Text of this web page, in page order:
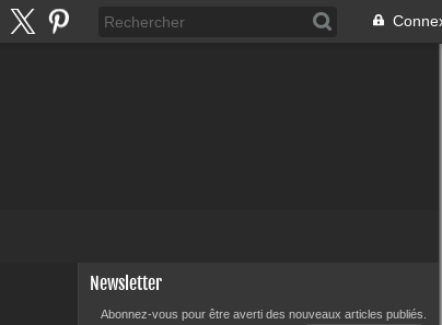
Newsletter
Abonnez-vous pour être averti des nouveaux articles publiés.